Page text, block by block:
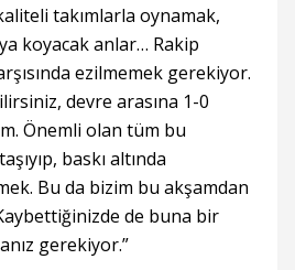
takımlarla oynamak,
koyacak anlar… Rakip
ezilmemek gerekiyor.
devre arasına 1-0
Önemli olan tüm bu
baskı altında
Bu da bizim bu akşamdan
Kaybettiğinizde de buna bir
gerekiyor.”